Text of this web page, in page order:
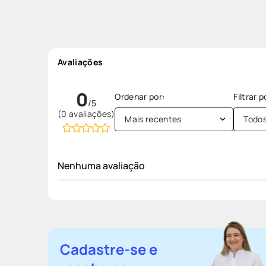
Avaliações
0
(0 avaliações) Mais recentes
Nenhuma avaliação
Cadastre-se e